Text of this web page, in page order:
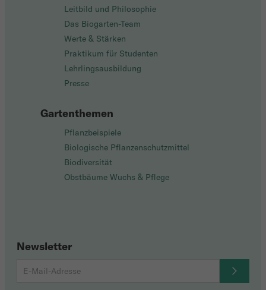
Leitbild und Philosophie
Das Biogarten-Team
Werte & Stärken
Praktikum für Studenten
Lehrlingsausbildung
Presse
Gartenthemen
Pflanzbeispiele
Biologische Pflanzenschutzmittel
Biodiversität
Obstbäume Wuchs & Pflege
Newsletter